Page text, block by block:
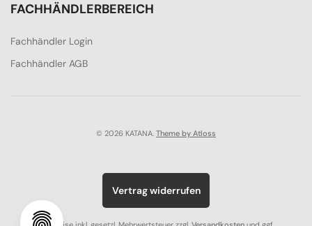
FACHHÄNDLERBEREICH
Fachhändler Login
Fachhändler AGB
© 2026 KATANA. Theme by Atloss
Vertrag widerrufen